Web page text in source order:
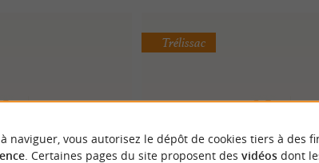
Trélissac
naviguer, vous autorisez le dépôt de cookies tiers à des
. Certaines pages du site proposent des vidéosdont